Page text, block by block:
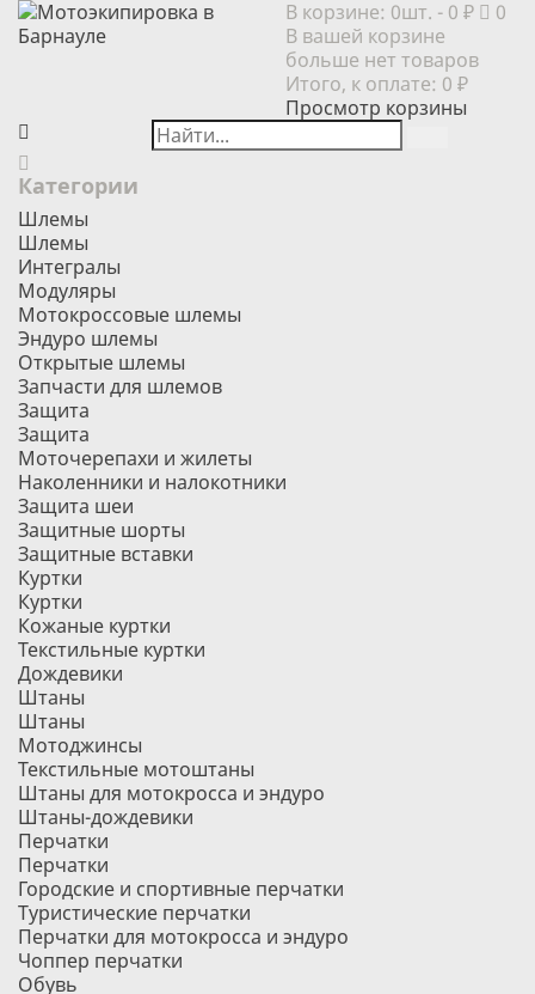
В корзине: 0шт. - 0 ₽
0
В вашей корзине
больше нет товаров
Итого, к оплате: 0 ₽
Просмотр корзины
Категории
Шлемы
Шлемы
Интегралы
Модуляры
Мотокроссовые шлемы
Эндуро шлемы
Открытые шлемы
Запчасти для шлемов
Защита
Защита
Моточерепахи и жилеты
Наколенники и налокотники
Защита шеи
Защитные шорты
Защитные вставки
Куртки
Куртки
Кожаные куртки
Текстильные куртки
Дождевики
Штаны
Штаны
Мотоджинсы
Текстильные мотоштаны
Штаны для мотокросса и эндуро
Штаны-дождевики
Перчатки
Перчатки
Городские и спортивные перчатки
Туристические перчатки
Перчатки для мотокросса и эндуро
Чоппер перчатки
Обувь